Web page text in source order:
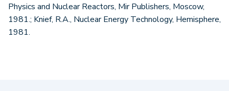
Physics and Nuclear Reactors, Mir Publishers, Moscow,
1981.; Knief, R.A., Nuclear Energy Technology, Hemisphere,
1981.